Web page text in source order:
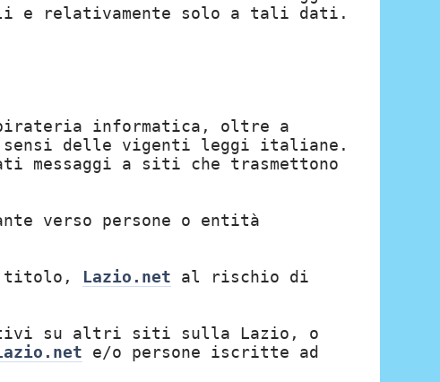
e relativamente solo a tali dati.
informatica, oltre a
delle vigenti leggi italiane.
messaggi a siti che trasmettono
verso persone o entità
titolo, Lazio.net al rischio di
su altri siti sulla Lazio, o
e/o persone iscritte ad